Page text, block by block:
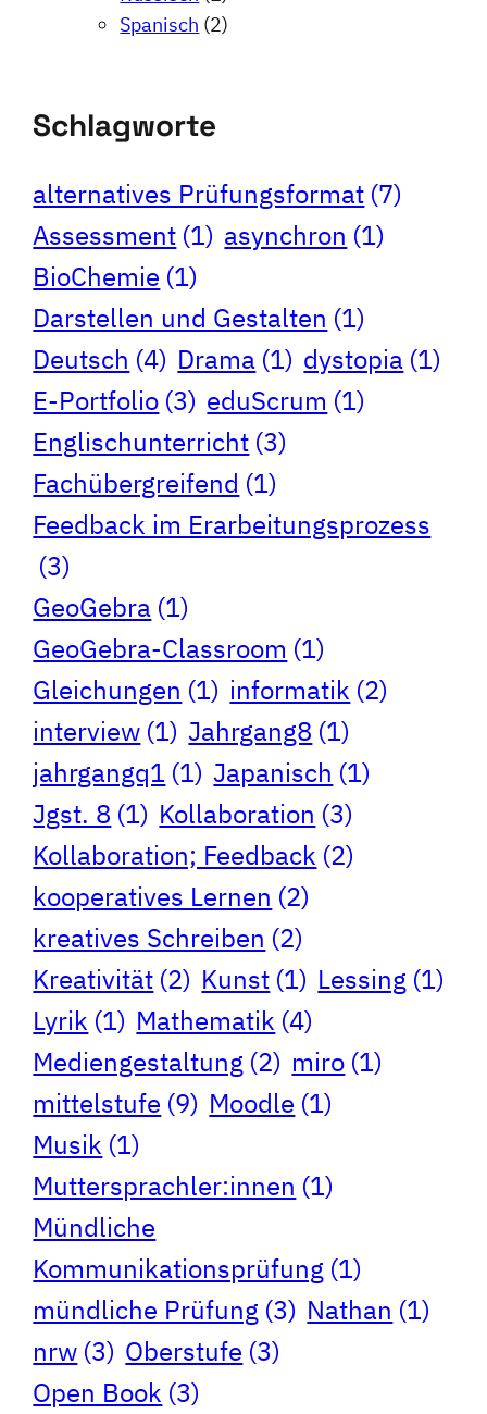
Spanisch (2)
Schlagworte
alternatives Prüfungsformat (7)
Assessment (1) asynchron (1)
BioChemie (1)
Darstellen und Gestalten (1)
Deutsch (4) Drama (1) dystopia (1)
E-Portfolio (3) eduScrum (1)
Englischunterricht (3)
Fachübergreifend (1)
Feedback im Erarbeitungsprozess
(3)
GeoGebra (1)
GeoGebra-Classroom (1)
Gleichungen (1) informatik (2)
interview (1) Jahrgang8 (1)
jahrgangq1 (1) Japanisch (1)
Jgst. 8 (1) Kollaboration (3)
Kollaboration; Feedback (2)
kooperatives Lernen (2)
kreatives Schreiben (2)
Kreativität (2) Kunst (1) Lessing (1)
Lyrik (1) Mathematik (4)
Mediengestaltung (2) miro (1)
mittelstufe (9) Moodle (1)
Musik (1)
Muttersprachler:innen (1)
Mündliche
Kommunikationsprüfung (1)
mündliche Prüfung (3) Nathan (1)
nrw (3) Oberstufe (3)
Open Book (3)